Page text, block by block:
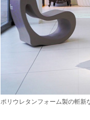
ポリウレタンフォーム製の斬新